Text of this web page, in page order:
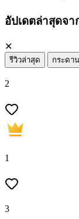
อัปเดตล่าสุดจ
✕
รีวิวล่าสุด กระดา
2
1
3